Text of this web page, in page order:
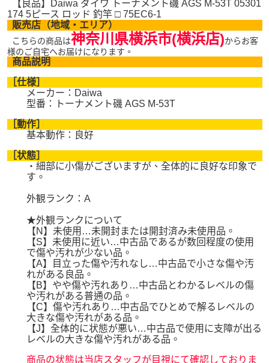
【良品】Daiwa ダイワ トーナメント磯 AGS M-53T 05301
174 5ピース ロッド 釣竿 □ 75EC6-1
販売店（地域・エリア）
こちらの商品は神奈川県横浜市(横浜店)からお客
様のご自宅へお届けになります。
商品説明
［仕様］
メーカー：Daiwa
型番：トーナメント磯 AGS M-53T
［動作］
基本動作：良好
［状態］
・細部に小傷がございますが、全体的に良好な印象で
す。
外観ランク：A
★外観ランクについて
【N】未使用…未開封または開封済み未使用品。
【S】未使用に近い…中古品であるが数回程度の使用
で傷や汚れが少ない品。
【A】目立った傷や汚れなし…中古品で小さな傷や汚
れがある良品。
【B】やや傷や汚れあり…中古品とわかるレベルの傷
や汚れがある普通の品。
【C】傷や汚れあり…中古品でひとめで解るレベルの
大きな傷や汚れがある品。
【J】全体的に状態が悪い…中古品で使用に支障が出る
レベルの大きな傷や汚れがある品。
商品の状態は当店スタッフが目視にて確認しておりま